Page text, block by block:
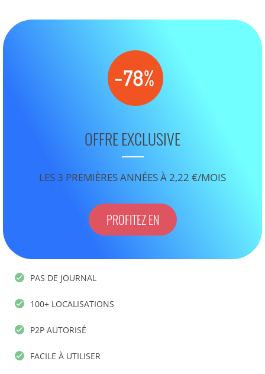
OFFRE EXCLUSIVE
LES 3 PREMIÈRES ANNÉES À 2,22 €/MOIS
PROFITEZ EN
PAS DE JOURNAL
100+ LOCALISATIONS
P2P AUTORISÉ
FACILE À UTILISER